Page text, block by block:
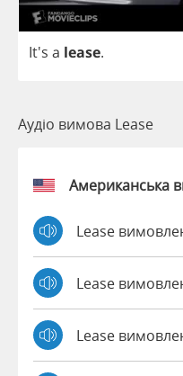
It's a lease.
Аудіо вимова Lease
Американська
Lease
Lease
Lease